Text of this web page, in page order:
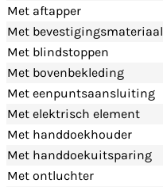
Met aftapper
Met bevestigingsmateriaal
Met blindstoppen
Met bovenbekleding
Met eenpuntsaansluiting
Met elektrisch element
Met handdoekhouder
Met handdoekuitsparing
Met ontluchter